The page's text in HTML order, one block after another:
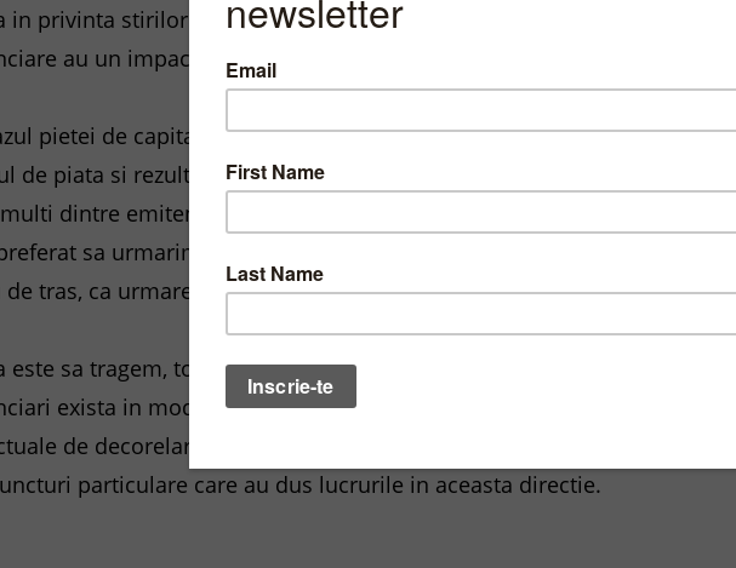
in privinta stirilor si asteptarile lucrurile sunt imposibil de cuantificat
au un impact mai vizibil si masurabil asupra cotatiei bursiere.
pietei de capital locale, numarul emitentilor pentru care este
de piata si rezultatele financiare este unul limitat, din cauza
dintre emitenti.
sa urmarim separat situatia fiecarui emitent inclus in material,
de tras, ca urmare a diferentelor mari inregistrate de la un caz la altul.
este sa tragem, totusi, o concluzie generala, aceasta ar fi ca intre
exista in mod natural o corelatie destul de puternica, iar acolo
de decorelare semnificativa intre evolutia bursiera si cea
particulare care au dus lucrurile in aceasta directie.